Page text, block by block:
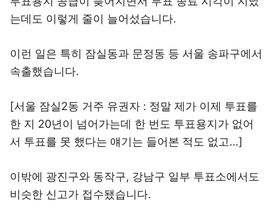
는데도 이렇게 줄이 늘어섰습니다.
이런 일은 특히 잠실동과 문정동 등 서울 송파구에서
속출했습니다.
[서울 잠실2동 거주 유권자 : 정말 제가 이제 투표를
한 지 20년이 넘어가는데 한 번도 투표용지가 없어
서 투표를 못 했다는 얘기는 들어본 적도 없고…]
이밖에 광진구와 동작구, 강남구 일부 투표소에서도
비슷한 신고가 접수됐습니다.